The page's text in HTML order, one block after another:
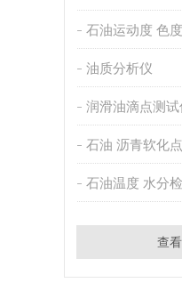
石油运动度 色
油质分析仪
润滑油滴点测试
石油 沥青软化
石油温度 水分
查